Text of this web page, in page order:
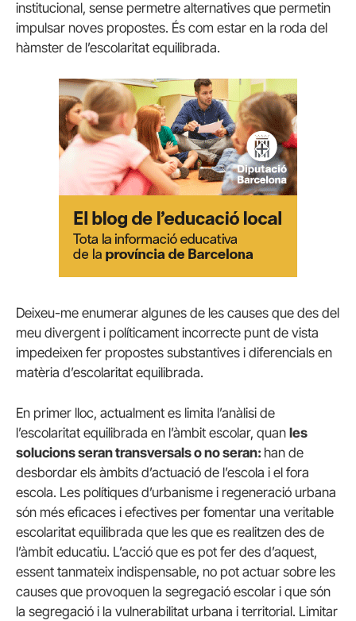
institucional, sense permetre alternatives que permetin
impulsar noves propostes. És com estar en la roda del
hàmster de l’escolaritat equilibrada.
Deixeu-me enumerar algunes de les causes que des del
meu divergent i políticament incorrecte punt de vista
impedeixen fer propostes substantives i diferencials en
matèria d’escolaritat equilibrada.
En primer lloc, actualment es limita l’anàlisi de
l’escolaritat equilibrada en l’àmbit escolar, quan les
solucions seran transversals o no seran: han de
desbordar els àmbits d’actuació de l’escola i el fora
escola. Les polítiques d’urbanisme i regeneració urbana
són més eficaces i efectives per fomentar una veritable
escolaritat equilibrada que les que es realitzen des de
l’àmbit educatiu. L’acció que es pot fer des d’aquest,
essent tanmateix indispensable, no pot actuar sobre les
causes que provoquen la segregació escolar i que són
la segregació i la vulnerabilitat urbana i territorial. Limitar